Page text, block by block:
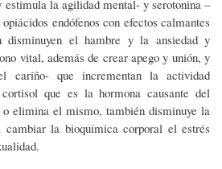
estimula la agilidad mental- y serotonina –
endófenos con efectos calmantes
disminuyen el hambre y la ansiedad y
vital, además de crear apego y unión, y
cariño- que incrementan la actividad
que es la hormona causante del
elimina el mismo, también disminuye la
la bioquímica corporal el estrés